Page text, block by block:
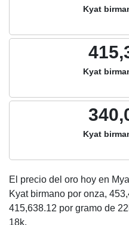
Kyat
Kyat
Kyat
El precio del oro hoy en
Kyat birmano por onza,
415,638.12 por gramo de
18k.